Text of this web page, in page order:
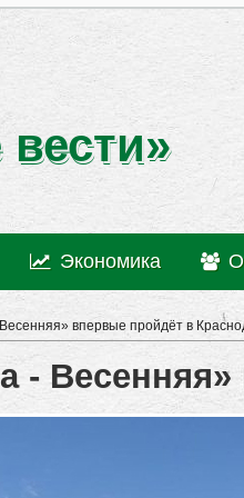
Экономика
впервые пройдёт в
-